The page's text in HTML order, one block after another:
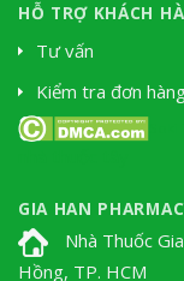
HỖ TRỢ KHÁCH
Tư vấn
Kiểm tra đơn
GIA HAN
Nhà Thuốc
Hồng, TP. HCM